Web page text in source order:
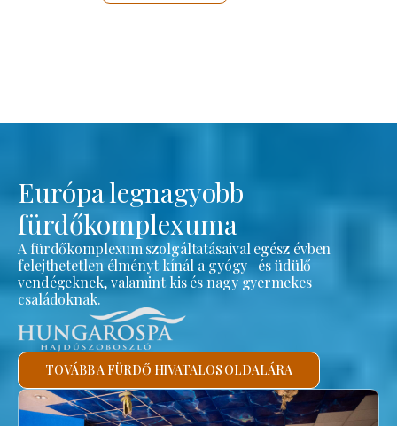
Európa legnagyobb
fürdőkomplexuma
A fürdőkomplexum szolgáltatásaival egész évben
felejthetetlen élményt kínál a gyógy- és üdülő
vendégeknek, valamint kis és nagy gyermekes
családoknak.
TOVÁBB A FÜRDŐ HIVATALOS OLDALÁRA